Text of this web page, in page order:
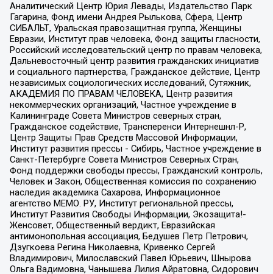
Аналитический Центр Юрия Левады, Издательство Парк
Гагарина, Фонд имени Андрея Рылькова, Сфера, Центр
СИБАЛЬТ, Уральская правозащитная группа, Женщины
Евразии, Институт прав человека, Фонд защиты гласности,
Российский исследовательский центр по правам человека,
Дальневосточный центр развития гражданских инициатив
и социального партнерства, Гражданское действие, Центр
независимых социологических исследований, Сутяжник,
АКАДЕМИЯ ПО ПРАВАМ ЧЕЛОВЕКА, Центр развития
некоммерческих организаций, Частное учреждение в
Калининграде Совета Министров северных стран,
Гражданское содействие, Трансперенси Интернешнл-Р,
Центр Защиты Прав Средств Массовой Информации,
Институт развития прессы - Сибирь, Частное учреждение в
Санкт-Петербурге Совета Министров Северных Стран,
Фонд поддержки свободы прессы, Гражданский контроль,
Человек и Закон, Общественная комиссия по сохранению
наследия академика Сахарова, Информационное
агентство МЕМО. РУ, Институт региональной прессы,
Институт Развития Свободы Информации, Экозащита!-
Женсовет, Общественный вердикт, Евразийская
антимонопольная ассоциация, Бедушев Петр Петрович,
Дзугкоева Регина Николаевна, Кривенко Сергей
Владимирович, Милославский Павел Юрьевич, Шнырова
Ольга Вадимовна, Чанышева Лилия Айратовна, Сидорович